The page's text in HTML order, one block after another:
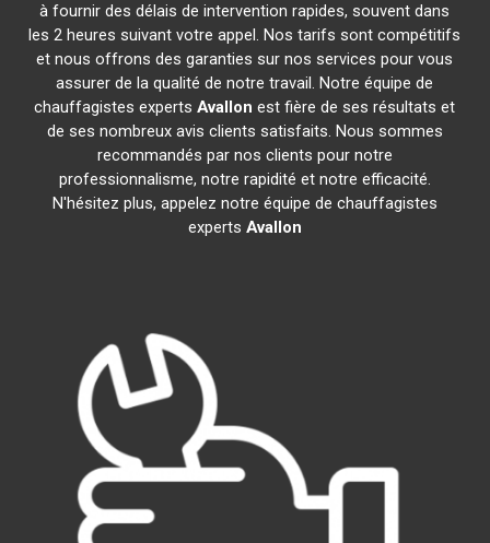
à fournir des délais de intervention rapides, souvent dans
les 2 heures suivant votre appel. Nos tarifs sont compétitifs
et nous offrons des garanties sur nos services pour vous
assurer de la qualité de notre travail. Notre équipe de
chauffagistes expertsAvallon est fière de ses résultats et
de ses nombreux avis clients satisfaits. Nous sommes
recommandés par nos clients pour notre
professionnalisme, notre rapidité et notre efficacité.
N'hésitez plus, appelez notre équipe de chauffagistes
experts Avallon